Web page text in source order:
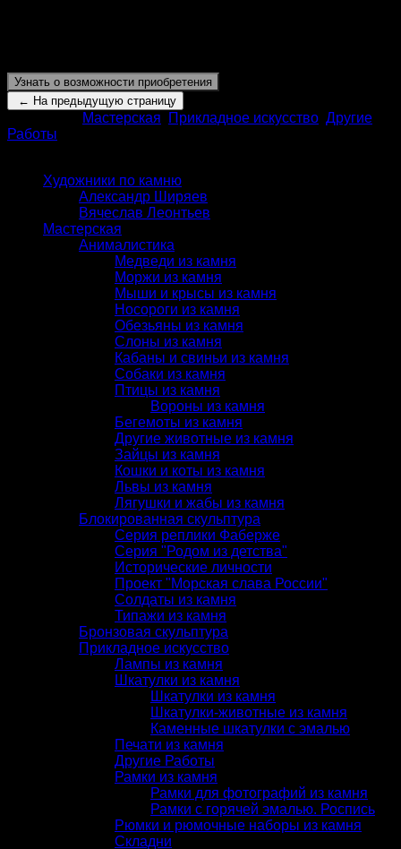
Узнать о возможности приобретения
Мастерская Прикладное искусство Другие
Работы
Художники по камню
Александр Ширяев
Вячеслав Леонтьев
Мастерская
Анималистика
Медведи из камня
Моржи из камня
Мыши и крысы из камня
Носороги из камня
Обезьяны из камня
Слоны из камня
Кабаны и свиньи из камня
Собаки из камня
Птицы из камня
Вороны из камня
Бегемоты из камня
Другие животные из камня
Зайцы из камня
Кошки и коты из камня
Львы из камня
Лягушки и жабы из камня
Блокированная скульптура
Серия реплики Фаберже
Серия "Родом из детства"
Исторические личности
Проект "Морская слава России"
Солдаты из камня
Типажи из камня
Бронзовая скульптура
Прикладное искусство
Лампы из камня
Шкатулки из камня
Шкатулки из камня
Шкатулки-животные из камня
Каменные шкатулки с эмалью
Печати из камня
Другие Работы
Рамки из камня
Рамки для фотографий из камня
Рамки с горячей эмалью. Роспись
Рюмки и рюмочные наборы из камня
Складни